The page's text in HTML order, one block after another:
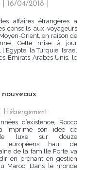
| 16/04/2018
affaires étrangères a
conseils aux voyageurs
Orient, en raison de
Cette mise à jour
l'Egypte, la Turquie, Israël
Emirats Arabes Unis, le
Hébergement
d’existence, Rocco
imprimé son idée de
de luxe sur douze
européens haut de
de la famille Forte va
en prenant en gestion
Maroc. Dans le monde